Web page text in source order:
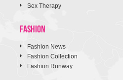
Sex Therapy
FASHION
Fashion News
Fashion Collection
Fashion Runway